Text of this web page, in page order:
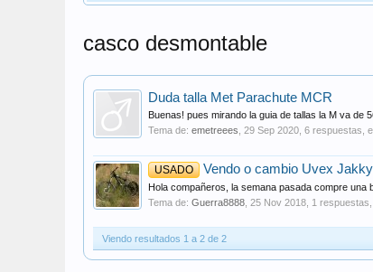
casco desmontable
Duda talla Met Parachute MCR
Buenas! pues mirando la guia de tallas la M va de
Tema de: emetreees 29 Sep 2020 , 6 respuestas,
USADO Vendo o cambio Uvex
Hola compañeros, la semana pasada compre una
Tema de: Guerra8888 25 Nov 2018 , 1
Viendo resultados 1 a 2 de 2